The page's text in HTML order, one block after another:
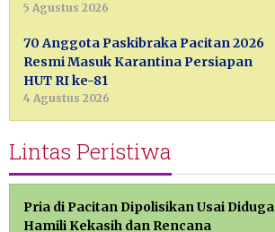
5 Agustus 2026
70 Anggota Paskibraka Pacitan 2026
Resmi Masuk Karantina Persiapan
HUT RI ke-81
4 Agustus 2026
Lintas Peristiwa
Pria di Pacitan Dipolisikan Usai Diduga
Hamili Kekasih dan Rencana